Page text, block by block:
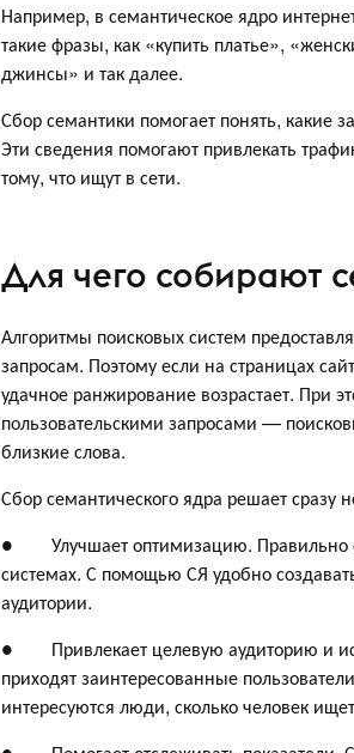
Например, в семантическое ядро
такие фразы, как «купить платье»,
джинсы» и так далее.
Сбор семантики помогает понять, какие
Эти сведения помогают привлекать
тому, что ищут в сети.
Для чего собирают
Алгоритмы поисковых систем
запросам. Поэтому если на страницах
удачное ранжирование возрастает. При
пользовательскими запросами —
близкие слова.
Сбор семантического ядра решает сразу
● Улучшает оптимизацию. Правильно
системах. С помощью СЯ удобно
аудитории.
● Привлекает целевую аудиторию и
приходят заинтересованные
интересуются люди, сколько человек